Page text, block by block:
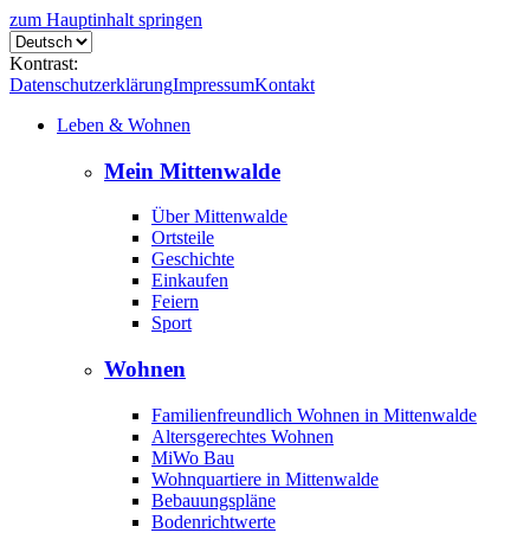
zum Hauptinhalt springen
Kontrast:
DatenschutzerklärungImpressumKontakt
Leben & Wohnen
Mein Mittenwalde
Über Mittenwalde
Ortsteile
Geschichte
Einkaufen
Feiern
Sport
Wohnen
Familienfreundlich Wohnen in Mittenwalde
Altersgerechtes Wohnen
MiWo Bau
Wohnquartiere in Mittenwalde
Bebauungspläne
Bodenrichtwerte